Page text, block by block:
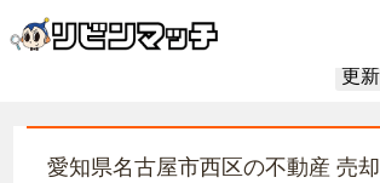
更
愛知県名古屋市西区の不動産 売